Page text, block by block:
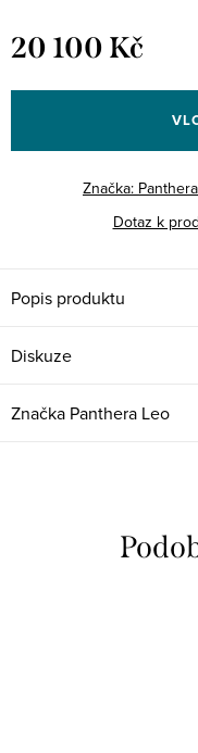
20 100 Kč
cena:
Značka:
Dotaz k
Popis produktu
Diskuze
Značka Panthera Leo